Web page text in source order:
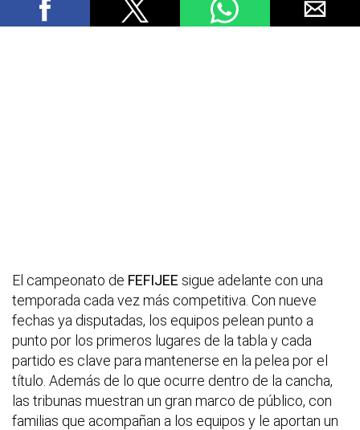
El campeonato de FEFIJEE sigue adelante con una
temporada cada vez más competitiva. Con nueve
fechas ya disputadas, los equipos pelean punto a
punto por los primeros lugares de la tabla y cada
partido es clave para mantenerse en la pelea por el
título. Además de lo que ocurre dentro de la cancha,
las tribunas muestran un gran marco de público, con
familias que acompañan a los equipos y le aportan un